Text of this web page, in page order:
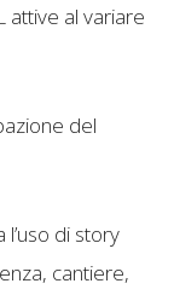
attive al variare
del
di story
cantiere,